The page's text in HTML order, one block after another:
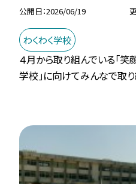
公開日 2026/06/19
わくわく学校
４月から取り組んでいる「
学校」に向けてみんなで取